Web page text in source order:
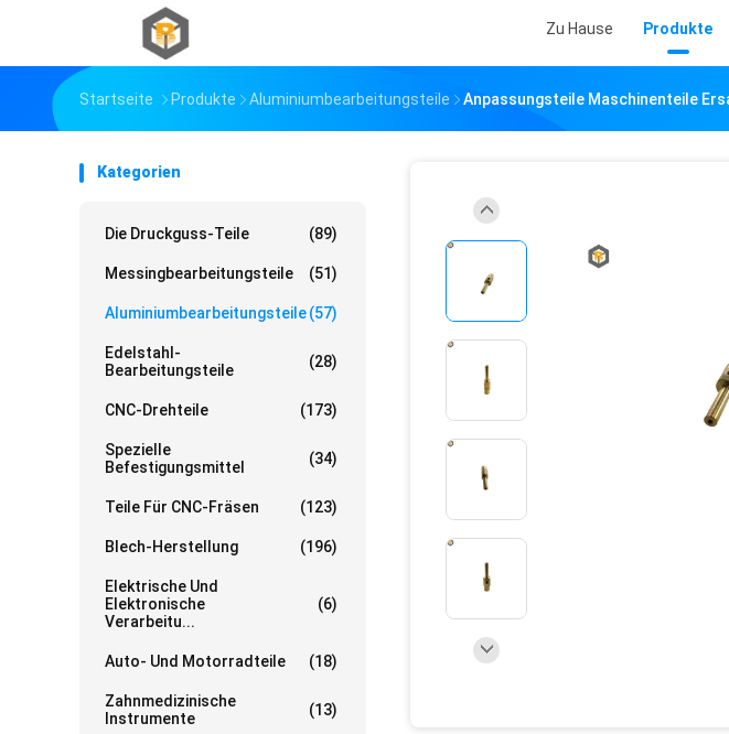
Zu Hause Produkte
Startseite Produkte Aluminiumbearbeitungsteile Anpassungsteile Maschinenteile
Kategorien
Die Druckguss-Teile (89)
Messingbearbeitungsteile (51)
Aluminiumbearbeitungsteile(57)
Edelstahl-
Bearbeitungsteile
(28)
CNC-Drehteile (173)
Spezielle
Befestigungsmittel
(34)
Teile Für CNC-Fräsen (123)
Blech-Herstellung (196)
Elektrische Und
Elektronische
Verarbeitu...
(6)
Auto- Und Motorradteile (18)
Zahnmedizinische
Instrumente
(13)